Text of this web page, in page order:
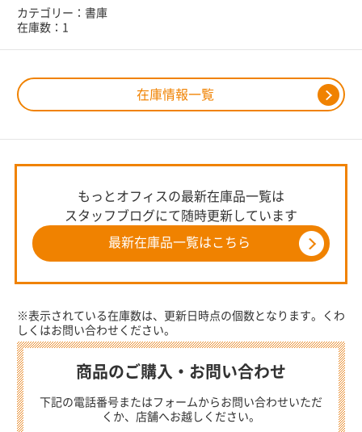
在庫情報一覧
カテゴリー：書庫
在庫数：1
もっとオフィスの最新在庫品一覧は
スタッフブログにて随時更新しています
最新在庫品一覧はこちら
※表示されている在庫数は、更新日時点の個数となります。くわ
しくはお問い合わせください。
商品のご購入・お問い合わせ
下記の電話番号またはフォームからお問い合わせいただ
くか、店舗へお越しください。